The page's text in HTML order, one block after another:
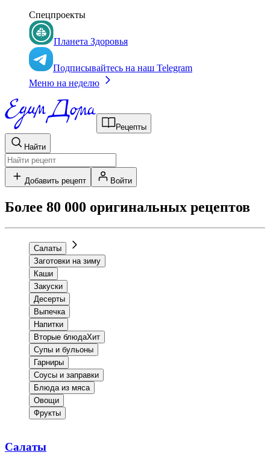
Спецпроекты
Планета Здоровья
Подписывайтесь на наш Telegram
Меню на неделю
Рецепты
Найти
Добавить рецепт Войти
Более 80 000 оригинальных рецептов
Салаты
Заготовки на зиму
Каши
Закуски
Десерты
Выпечка
Напитки
Вторые блюдаХит
Супы и бульоны
Гарниры
Соусы и заправки
Блюда из мяса
Овощи
Фрукты
Салаты